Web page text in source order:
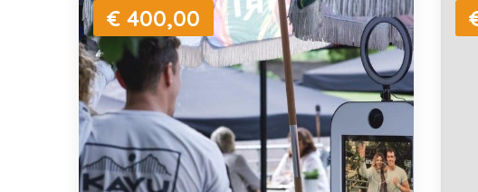
€ 400,00